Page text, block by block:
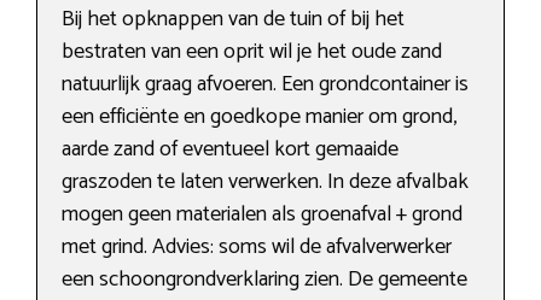
Bij het opknappen van de tuin of bij het
bestraten van een oprit wil je het oude zand
natuurlijk graag afvoeren. Een grondcontainer is
een efficiënte en goedkope manier om grond,
aarde zand of eventueel kort gemaaide
graszoden te laten verwerken. In deze afvalbak
mogen geen materialen als groenafval + grond
met grind. Advies: soms wil de afvalverwerker
een schoongrondverklaring zien. De gemeente